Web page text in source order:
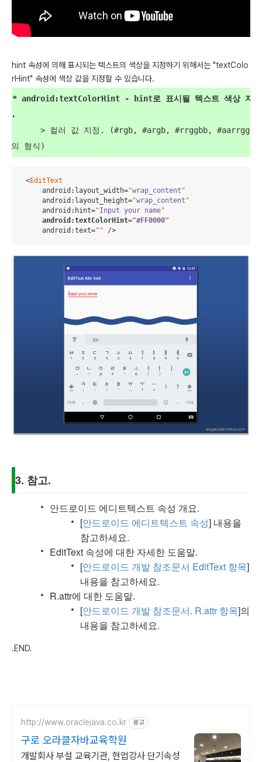
hint 속성에 의해 표시되는 텍스트의 색상을 지정하기 위해서는 "textColo
rHint" 속성에 색상 값을 지정할 수 있습니다.
정.
    <
EditText
android : layout_width="wrap_content "
android : layout_height="wrap_content "
android : hint="Input your name"
android :textColorHint="#FF0000"
android :text=" " />
3. 참고.
안드로이드 에디트텍스트 속성 개요.
[안드로이드 에디트텍스트 속성] 내용을
참고하세요.
EditText 속성에 대한 자세한 도움말.
[안드로이드 개발 참조문서 EditText 항목]
내용을 참고하세요.
R.attr에 대한 도움말.
[안드로이드 개발 참조문서. R.attr 항목]의
내용을 참고하세요.
.END.
http://www.oraclejava.co.kr 광고
구로 오라클자바교육학원
개발회사 부설 교육기관, 현업강사 단기속성